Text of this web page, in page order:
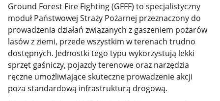
Ground Forest Fire Fighting (GFFF) to specjalistyczny
moduł Państwowej Straży Pożarnej przeznaczony do
prowadzenia działań związanych z gaszeniem pożarów
lasów z ziemi, przede wszystkim w terenach trudno
dostępnych. Jednostki tego typu wykorzystują lekki
sprzęt gaśniczy, pojazdy terenowe oraz narzędzia
ręczne umożliwiające skuteczne prowadzenie akcji
poza standardową infrastrukturą drogową.